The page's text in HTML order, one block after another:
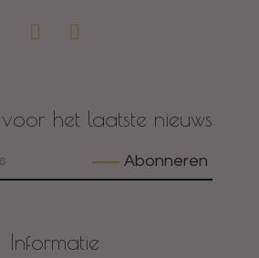
het laatste nieuws
Abonneren
Informatie